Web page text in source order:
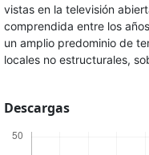
vistas en la televisión
comprendida entre los
un amplio predominio de
locales no estructurales,
Descargas